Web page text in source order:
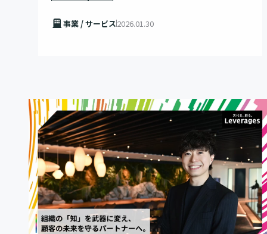
事業 / サービス2026.01.30